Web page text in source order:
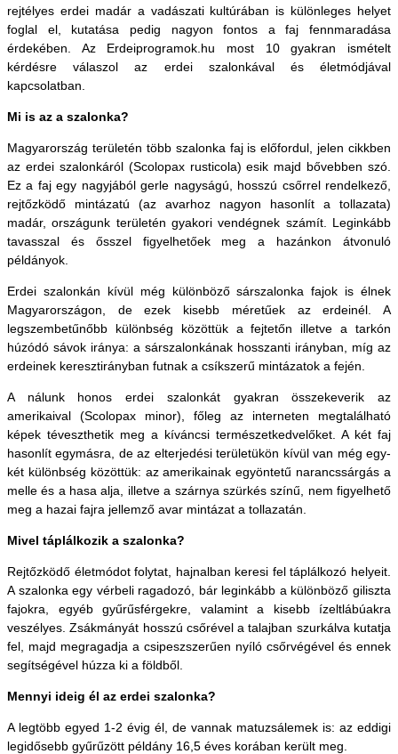
rejtélyes erdei madár a vadászati kultúrában is különleges helyet
foglal el, kutatása pedig nagyon fontos a faj fennmaradása
érdekében. Az Erdeiprogramok.hu most 10 gyakran ismételt
kérdésre válaszol az erdei szalonkával és életmódjával
kapcsolatban.
Mi is az a szalonka?
Magyarország területén több szalonka faj is előfordul, jelen cikkben
az erdei szalonkáról (Scolopax rusticola) esik majd bővebben szó.
Ez a faj egy nagyjából gerle nagyságú, hosszú csőrrel rendelkező,
rejtőzködő mintázatú (az avarhoz nagyon hasonlít a tollazata)
madár, országunk területén gyakori vendégnek számít. Leginkább
tavasszal és ősszel figyelhetőek meg a hazánkon átvonuló
példányok.
Erdei szalonkán kívül még különböző sárszalonka fajok is élnek
Magyarországon, de ezek kisebb méretűek az erdeinél. A
legszembetűnőbb különbség közöttük a fejtetőn illetve a tarkón
húzódó sávok iránya: a sárszalonkának hosszanti irányban, míg az
erdeinek keresztirányban futnak a csíkszerű mintázatok a fején.
A nálunk honos erdei szalonkát gyakran összekeverik az
amerikaival (Scolopax minor), főleg az interneten megtalálható
képek téveszthetik meg a kíváncsi természetkedvelőket. A két faj
hasonlít egymásra, de az elterjedési területükön kívül van még egy-
két különbség közöttük: az amerikainak egyöntetű narancssárgás a
melle és a hasa alja, illetve a szárnya szürkés színű, nem figyelhető
meg a hazai fajra jellemző avar mintázat a tollazatán.
Mivel táplálkozik a szalonka?
Rejtőzködő életmódot folytat, hajnalban keresi fel táplálkozó helyeit.
A szalonka egy vérbeli ragadozó, bár leginkább a különböző giliszta
fajokra, egyéb gyűrűsférgekre, valamint a kisebb ízeltlábúakra
veszélyes. Zsákmányát hosszú csőrével a talajban szurkálva kutatja
fel, majd megragadja a csipeszszerűen nyíló csőrvégével és ennek
segítségével húzza ki a földből.
Mennyi ideig él az erdei szalonka?
A legtöbb egyed 1-2 évig él, de vannak matuzsálemek is: az eddigi
legidősebb gyűrűzött példány 16,5 éves korában került meg.